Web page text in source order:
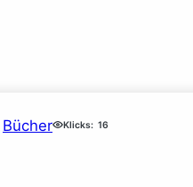
Bücher Klicks: 16